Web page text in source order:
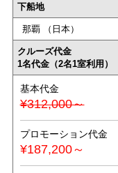
下船地
那覇 （日本）
クルーズ代金
1名代金（2名1室利用）
基本代金
¥312,000～
プロモーション代金
¥187,200～